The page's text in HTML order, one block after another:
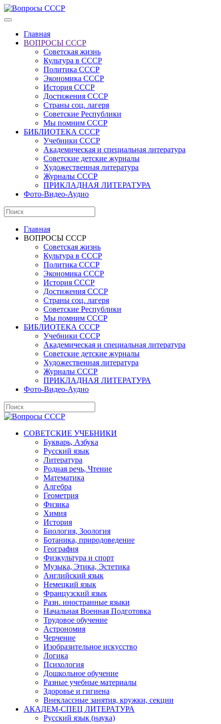
Главная
ВОПРОСЫ СССР
Советская жизнь
Культура в СССР
Политика СССР
Экономика СССР
История СССР
Достижения СССР
Страны соц. лагеря
Советские Республики
Мы помним СССР
БИБЛИОТЕКА СССР
Учебники СССР
Академическая и специальная литература
Советские детские журналы
Художественная литература
Журналы СССР
ПРИКЛАДНАЯ ЛИТЕРАТУРА
Фото-Видео-Аудио
Главная
ВОПРОСЫ СССР
Советская жизнь
Культура в СССР
Политика СССР
Экономика СССР
История СССР
Достижения СССР
Страны соц. лагеря
Советские Республики
Мы помним СССР
БИБЛИОТЕКА СССР
Учебники СССР
Академическая и специальная литература
Советские детские журналы
Художественная литература
Журналы СССР
ПРИКЛАДНАЯ ЛИТЕРАТУРА
Фото-Видео-Аудио
СОВЕТСКИЕ УЧЕБНИКИ
Букварь, Азбука
Русский язык
Литература
Родная речь, Чтение
Математика
Алгебра
Геометрия
Физика
Химия
История
Биология, Зоология
Ботаника, природоведение
География
Физкультура и спорт
Музыка, Этика, Эстетика
Английский язык
Немецкий язык
Французский язык
Разн. иностранные языки
Начальная Военная Подготовка
Трудовое обучение
Астрономия
Черчение
Изобразительное искусство
Логика
Психология
Дошкольное обучение
Разные учебные материалы
Здоровье и гигиена
Внеклассные занятия, кружки, секции
АКАДЕМ-СПЕЦ ЛИТЕРАТУРА
Русский язык (наука)